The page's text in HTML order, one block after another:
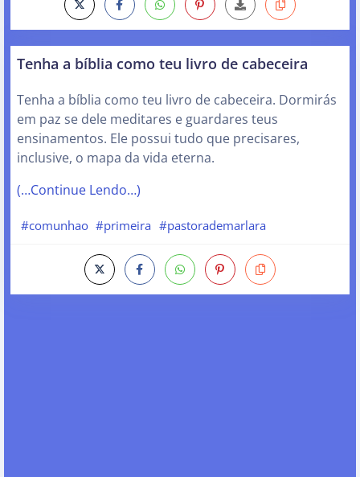
Tenha a bíblia como teu livro de cabeceira
Tenha a bíblia como teu livro de cabeceira. Dormirás
em paz se dele meditares e guardares teus
ensinamentos. Ele possui tudo que precisares,
inclusive, o mapa da vida eterna.
(…Continue Lendo…)
#comunhao #primeira #pastorademarlara